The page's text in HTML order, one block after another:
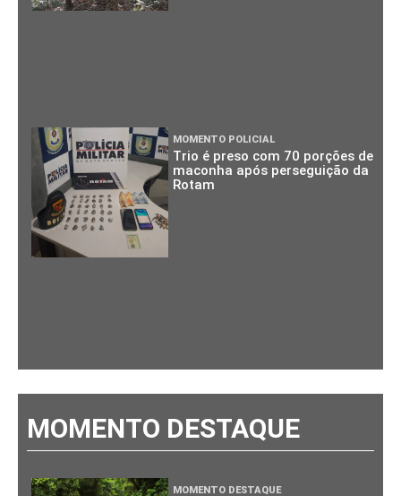
MOMENTO POLICIAL
Trio é preso com 70 porções de
maconha após perseguição da
Rotam
MOMENTO DESTAQUE
MOMENTO DESTAQUE